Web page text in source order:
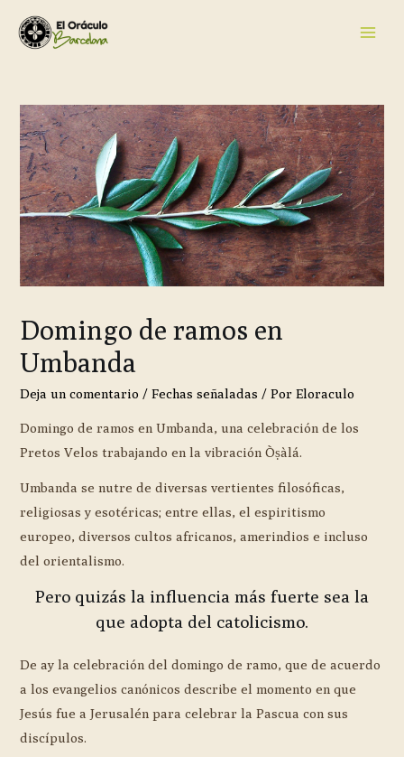
Domingo de ramos en
Umbanda
Deja un comentario /Fechas señaladas / PorEloraculo
Domingo de ramos en Umbanda, una celebración de los
Pretos Velos trabajando en la vibración Òṣàlá.
Umbanda se nutre de diversas vertientes filosóficas,
religiosas y esotéricas; entre ellas, el espiritismo
europeo, diversos cultos africanos, amerindios e incluso
del orientalismo.
Pero quizás la influencia más fuerte sea la
que adopta del catolicismo.
De ay la celebración del domingo de ramo, que de acuerdo
a los evangelios canónicos describe el momento en que
Jesús fue a Jerusalén para celebrar la Pascua con sus
discípulos.